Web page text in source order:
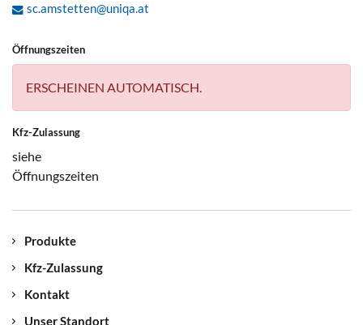
sc.amstetten@uniqa.at
Öffnungszeiten
ERSCHEINEN AUTOMATISCH.
Kfz-Zulassung
siehe
Öffnungszeiten
Produkte
Kfz-Zulassung
Kontakt
Unser Standort